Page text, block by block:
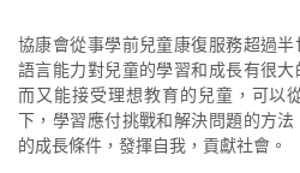
協康會從事學前兒童康復服務超過
語言能力對兒童的學習和成長有很
而又能接受理想教育的兒童，可以
下，學習應付挑戰和解決問題的方
的成長條件，發揮自我，貢獻社會。